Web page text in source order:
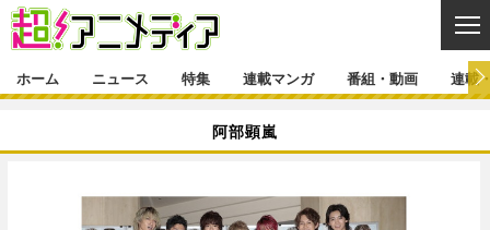
ゲーム・アプリ マンガ
特集一覧 カバー
ホーム ニュース 特集 連載マンガ 番組・動画 連載
阿部顕嵐